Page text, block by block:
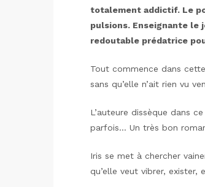
totalement addictif. Le
pulsions. Enseignante le
redoutable prédatrice
Tout commence dans
sans qu’elle n’ait rien vu
L’auteure dissèque dans
parfois… Un très bon
Iris se met à chercher
qu’elle veut vibrer,